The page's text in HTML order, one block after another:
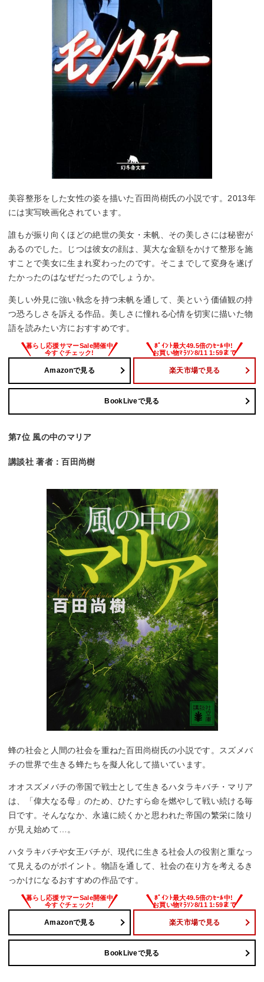
美容整形をした女性の姿を描いた百田尚樹氏の小説です。2013年
には実写映画化されています。
誰もが振り向くほどの絶世の美女・未帆、その美しさには秘密が
あるのでした。じつは彼女の顔は、莫大な金額をかけて整形を施
すことで美女に生まれ変わったのです。そこまでして変身を遂げ
たかったのはなぜだったのでしょうか。
美しい外見に強い執念を持つ未帆を通して、美という価値観の持
つ恐ろしさを訴える作品。美しさに憧れる心情を切実に描いた物
語を読みたい方におすすめです。
Amazonで見る 楽天市場で見る
BookLiveで見る
第7位 風の中のマリア
講談社 著者：百田尚樹
蜂の社会と人間の社会を重ねた百田尚樹氏の小説です。スズメバ
チの世界で生きる蜂たちを擬人化して描いています。
オオスズメバチの帝国で戦士として生きるハタラキバチ・マリア
は、「偉大なる母」のため、ひたすら命を燃やして戦い続ける毎
日です。そんななか、永遠に続くかと思われた帝国の繁栄に陰り
が見え始めて…。
ハタラキバチや女王バチが、現代に生きる社会人の役割と重なっ
て見えるのがポイント。物語を通して、社会の在り方を考えるき
っかけになるおすすめの作品です。
Amazonで見る 楽天市場で見る
BookLiveで見る